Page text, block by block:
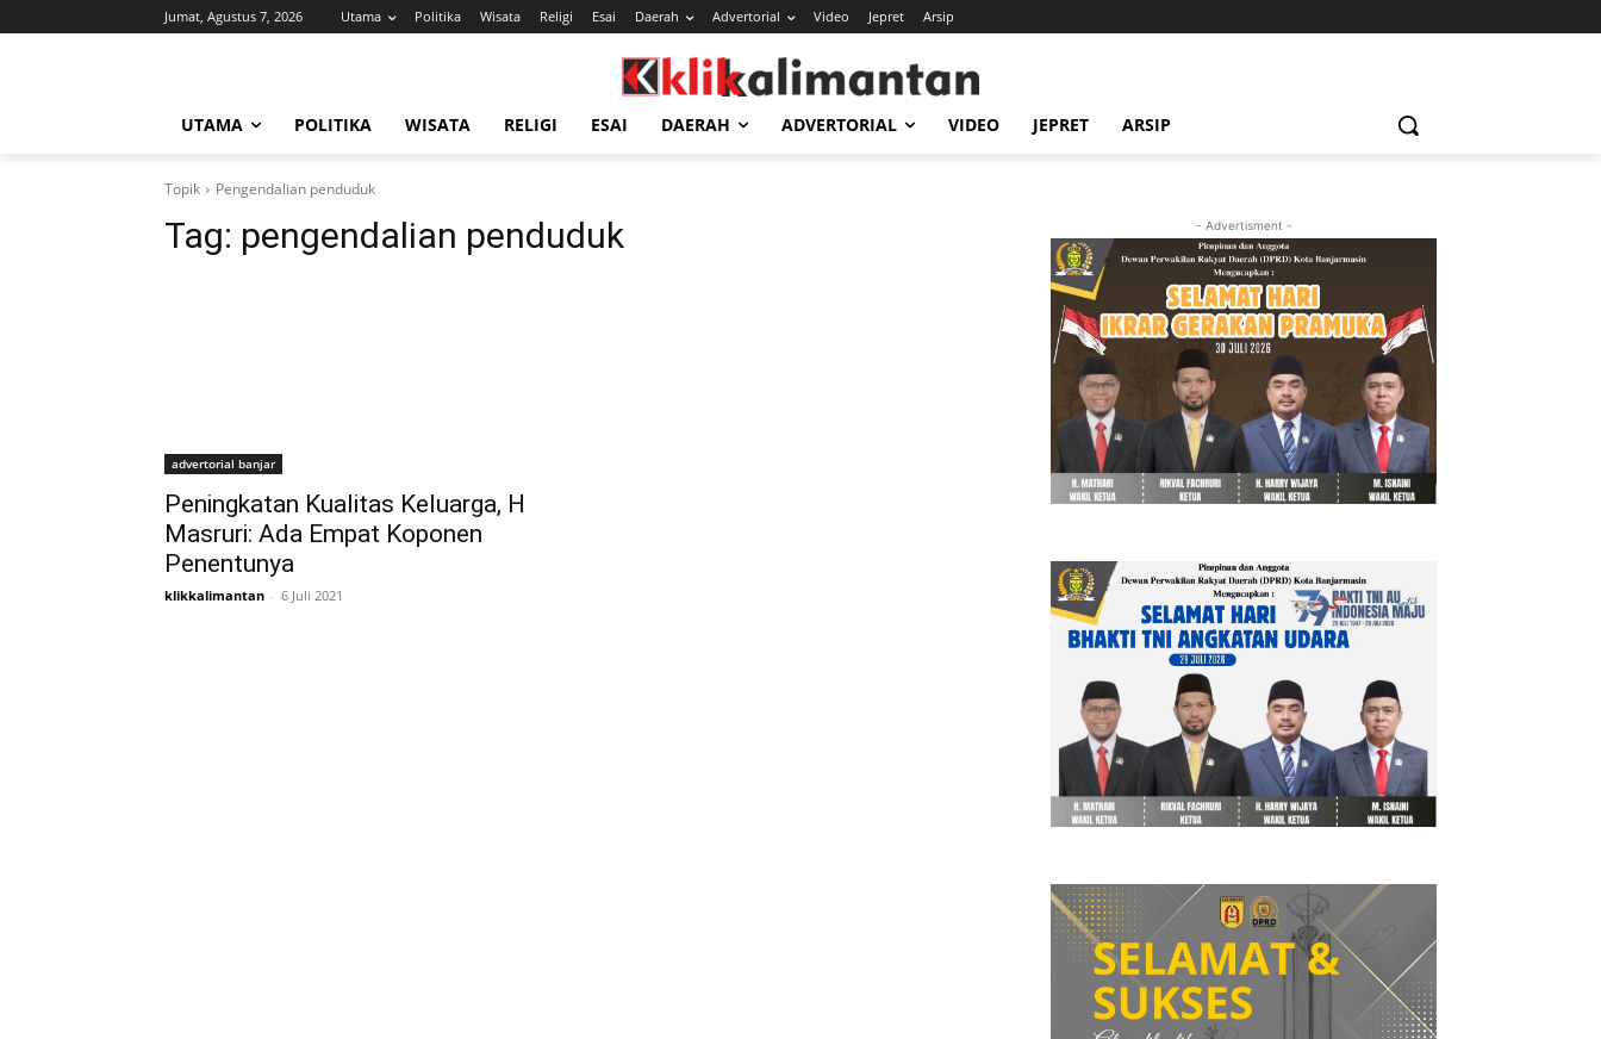
Jumat, Agustus 7, 2026 Utama Politika Wisata Religi Esai Daerah Advertorial Video Jepret Arsip
UTAMA POLITIKA WISATA RELIGI ESAI DAERAH ADVERTORIAL VIDEO JEPRET ARSIP
Topik Pengendalian penduduk
Tag: pengendalian penduduk
advertorial banjar
Peningkatan Kualitas Keluarga, H
Masruri: Ada Empat Koponen
Penentunya
klikkalimantan - 6 Juli 2021
- Advertisment -